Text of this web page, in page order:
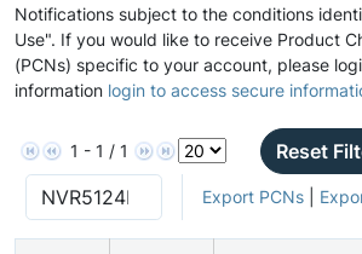
Notifications subject to the conditions
Use". If you would like to receive Product
(PCNs) specific to your account, please
information login to access secure
1 - 1 / 1 Reset
Export PCNs|